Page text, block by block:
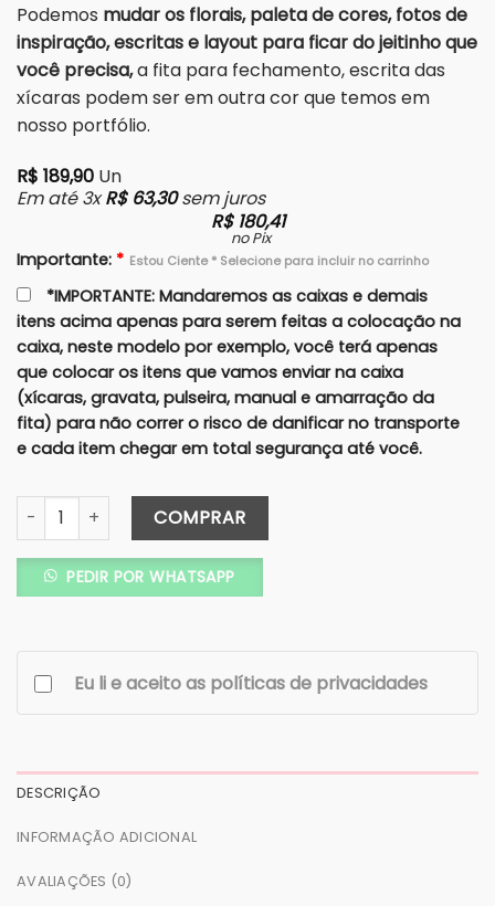
Podemos mudar os florais, paleta de cores, fotos de
inspiração, escritas e layout para ficar do jeitinho que
você precisa,a fita para fechamento, escrita das
xícaras podem ser em outra cor que temos em
nosso portfólio.
R$ 189,90 Un
Em até 3xR$63,30sem juros
R$180,41
no Pix
Importante: * Estou Ciente * Selecione para incluir no carrinho
*IMPORTANTE: Mandaremos as caixas e demais
itens acima apenas para serem feitas a colocação na
caixa, neste modelo por exemplo, você terá apenas
que colocar os itens que vamos enviar na caixa
(xícaras, gravata, pulseira, manual e amarração da
fita) para não correr o risco de danificar no transporte
e cada item chegar em total segurança até você.
Caixa Completa Padrinhos/Pais 25X15 (Cartonagem) -
COMPRAR
PEDIR POR WHATSAPP
Eu li e aceito as políticas de privacidades
DESCRIÇÃO
INFORMAÇÃO ADICIONAL
AVALIAÇÕES (0)